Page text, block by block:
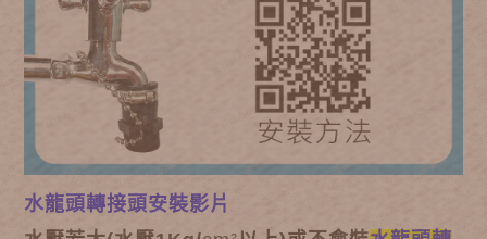
水龍頭轉接頭安裝影片